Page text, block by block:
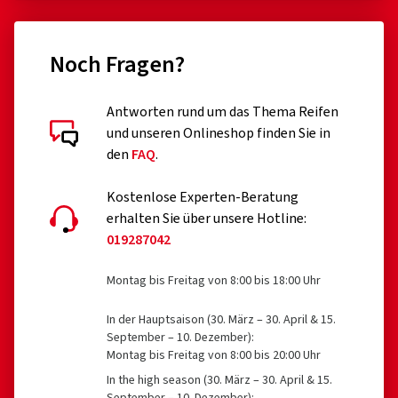
Reifenlebensdauer*
Gummimischung der nächsten
Generation mit multifunktionalen
Eigenschaften:
Neues Konzept „Deep V“-Profilmuster
10 % größere Netto-Aufstandsfläche*
Erweiterung der EU VO 2020/740 erfolgt ist)
Rennreifen
Traktion, z.B. Spikereifen
Notreifen des Typs T
Reifen für Felgen mit einem Nenndurchmesser ≤ 254
mm oder ≥ 635 mm
Kundenbewertungen im Detail
Christoph M., Deutschland
Ich bin mit dem Fahrkomfort und den Innengeräuschen
ziemlich zufrieden. Glücklicherweise musste ich mich
Noch Fragen?
Antworten rund um das Thema Reifen
und unseren Onlineshop finden Sie in
den FAQ.
Kostenlose Experten-Beratung
erhalten Sie über unsere Hotline:
019287042
Montag bis Freitag von 8:00 bis 18:00 Uhr
In der Hauptsaison (30. März – 30. April & 15.
September – 10. Dezember):
Montag bis Freitag von 8:00 bis 20:00 Uhr
In the high season (30. März – 30. April & 15.